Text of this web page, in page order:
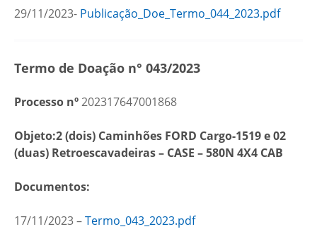
29/11/2023- Publicação_Doe_Termo_044_2023.pdf
Termo de Doação n° 043/2023
Processo nº202317647001868
Objeto:2 (dois) Caminhões FORD Cargo-1519 e02
(duas) Retroescavadeiras – CASE – 580N 4X4 CAB
Documentos:
17/11/2023 –Termo_043_2023.pdf